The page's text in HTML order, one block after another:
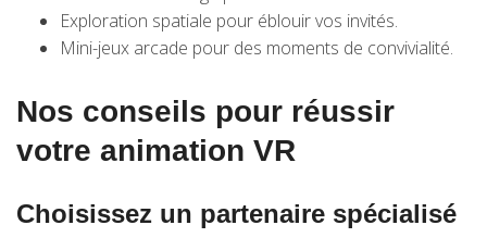
Exploration spatiale pour éblouir vos invités.
Mini-jeux arcade pour des moments de convivialité.
Nos conseils pour réussir
votre animation VR
Choisissez un partenaire spécialisé